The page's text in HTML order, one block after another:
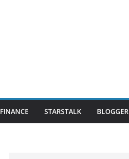
FINANCE STARSTALK BLOGGER